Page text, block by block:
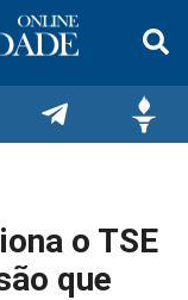
no
no
o TSE
que